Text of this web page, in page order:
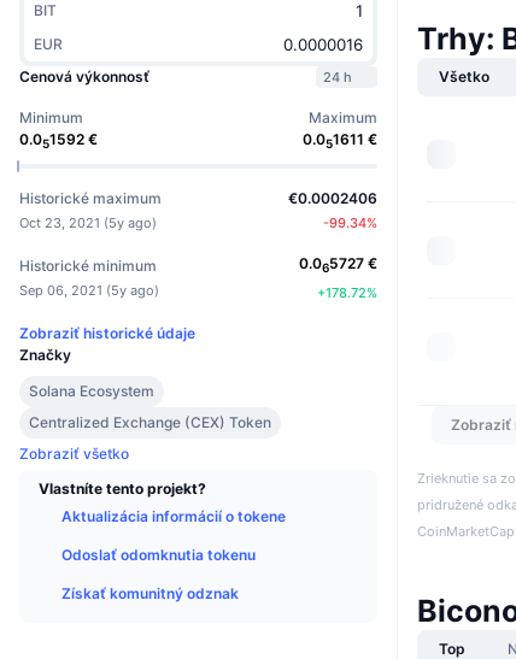
BIT
EUR
Cenová výkonnosť
24 h
Minimum
0.051592 €
Maximum
0.051611 €
Historické maximum
Oct 23, 2021 (5y ago)
€0.0002406
-99.34%
Historické minimum
Sep 06, 2021 (5y ago)
0.065727 €
+178.72%
Zobraziť historické údaje
Značky
Solana Ecosystem
Centralized Exchange (CEX) Token
Zobraziť všetko
Vlastníte tento projekt?
Aktualizácia informácií o tokene
Odoslať odomknutia tokenu
Získať komunitný odznak
Trhy:
Všetko
Zobraziť
Zrieknutie sa
pridružené
Top